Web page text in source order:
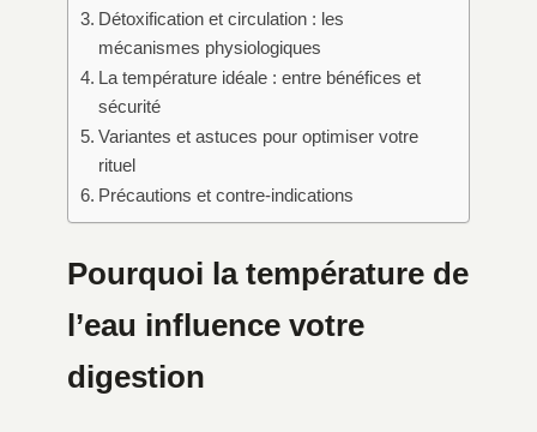
Détoxification et circulation : les
mécanismes physiologiques
La température idéale : entre bénéfices et
sécurité
Variantes et astuces pour optimiser votre
rituel
Précautions et contre-indications
Pourquoi la température de
l’eau influence votre
digestion